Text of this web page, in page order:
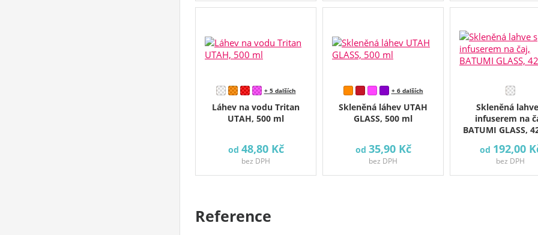
Láhev na vodu Tritan
UTAH, 500 ml
+ 5 dalších
od 48,80 Kč
bez DPH
Skleněná láhev UTAH
GLASS, 500 ml
+ 6 dalších
od 35,90 Kč
bez DPH
Skleněná
infuserem na
BATUMI GLASS,
od 192,00
bez DPH
Reference